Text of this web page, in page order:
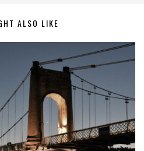
ALSO LIKE